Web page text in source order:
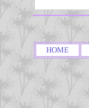
HOME